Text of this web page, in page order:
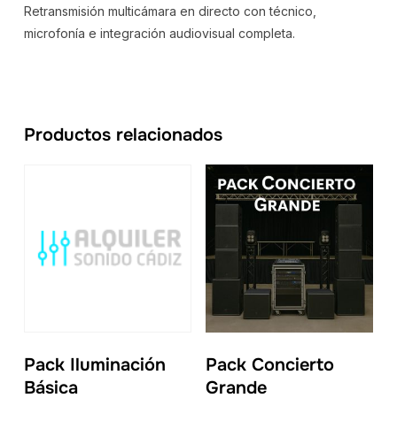
Retransmisión multicámara en directo con técnico,
microfonía e integración audiovisual completa.
Productos relacionados
Pack Iluminación
Básica
Pack Concierto
Grande